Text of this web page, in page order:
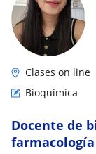
Clases on line
Bioquímica
Docente de
farmacología